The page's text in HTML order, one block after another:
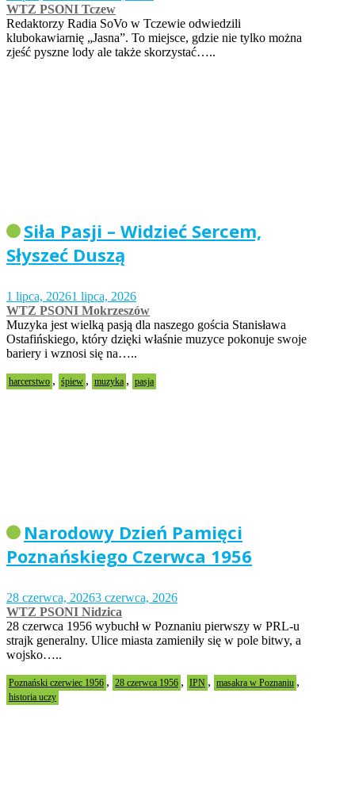
WTZ PSONI Tczew
Redaktorzy Radia SoVo w Tczewie odwiedzili
klubokawiarnię „Jasna”. To miejsce, gdzie nie tylko można
zjeść pyszne lody ale także skorzystać…..
Siła Pasji – Widzieć Sercem,
Słyszeć Duszą
1 lipca, 20261 lipca, 2026
WTZ PSONI Mokrzeszów
Muzyka jest wielką pasją dla naszego gościa Stanisława
Ostafińskiego, który dzięki właśnie muzyce pokonuje swoje
bariery i wznosi się na…..
harcerstwo , śpiew , muzyka , pasja
Narodowy Dzień Pamięci
Poznańskiego Czerwca 1956
28 czerwca, 20263 czerwca, 2026
WTZ PSONI Nidzica
28 czerwca 1956 wybuchł w Poznaniu pierwszy w PRL-u
strajk generalny. Ulice miasta zamieniły się w pole bitwy, a
wojsko…..
Poznański czerwiec 1956 , 28 czerwca 1956 , IPN , masakra w Poznaniu ,
historia uczy